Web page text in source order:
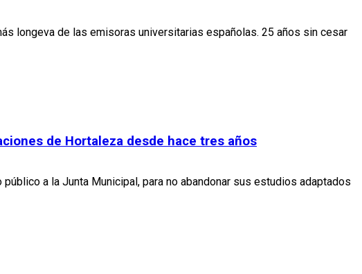
longeva de las emisoras universitarias españolas. 25 años sin cesar
de Hortaleza desde hace tres años
a la Junta Municipal, para no abandonar sus estudios adaptados